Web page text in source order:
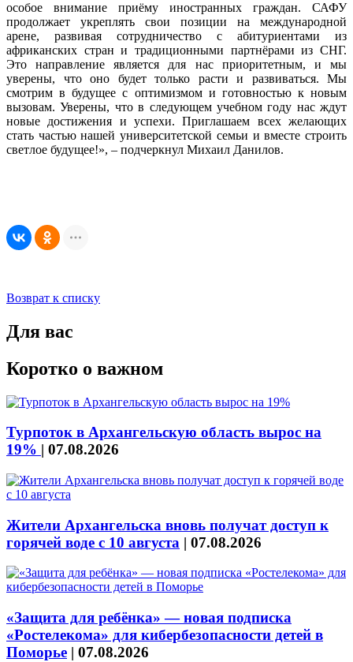
особое внимание приёму иностранных граждан. САФУ
продолжает укреплять свои позиции на международной
арене, развивая сотрудничество с абитуриентами из
африканских стран и традиционными партнёрами из СНГ.
Это направление является для нас приоритетным, и мы
уверены, что оно будет только расти и развиваться. Мы
смотрим в будущее с оптимизмом и готовностью к новым
вызовам. Уверены, что в следующем учебном году нас ждут
новые достижения и успехи. Приглашаем всех желающих
стать частью нашей университетской семьи и вместе строить
светлое будущее!», – подчеркнул Михаил Данилов.
Возврат к списку
Для вас
Коротко о важном
Турпоток в Архангельскую область вырос на
19% | 07.08.2026
Жители Архангельска вновь получат доступ к
горячей воде с 10 августа | 07.08.2026
«Защита для ребёнка» — новая подписка
«Ростелекома» для кибербезопасности детей в
Поморье | 07.08.2026